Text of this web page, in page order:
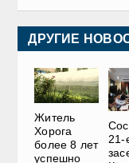
ДРУГИЕ
Житель
Хорога
более 8 лет
успешно
21-